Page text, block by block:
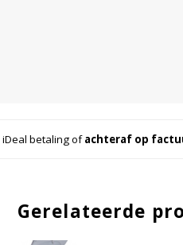
iDeal betaling ofachteraf op
Gerelateerde